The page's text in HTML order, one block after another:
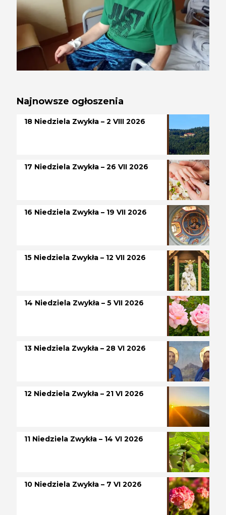
Najnowsze ogłoszenia
18 Niedziela Zwykła – 2 VIII 2026
17 Niedziela Zwykła – 26 VII 2026
16 Niedziela Zwykła – 19 VII 2026
15 Niedziela Zwykła – 12 VII 2026
14 Niedziela Zwykła – 5 VII 2026
13 Niedziela Zwykła – 28 VI 2026
12 Niedziela Zwykła – 21 VI 2026
11 Niedziela Zwykła – 14 VI 2026
10 Niedziela Zwykła – 7 VI 2026